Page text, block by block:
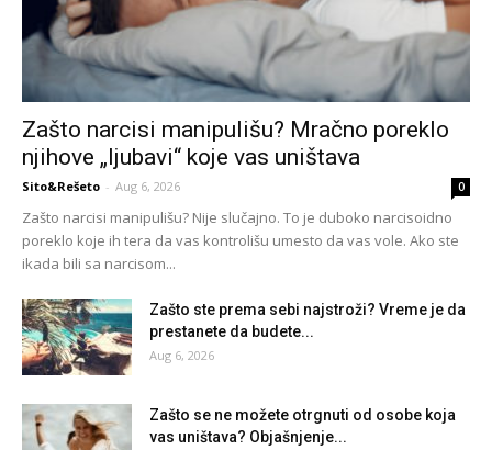
Zašto narcisi manipulišu? Mračno poreklo
njihove „ljubavi“ koje vas uništava
Sito&Rešeto - Aug 6, 2026 0
Zašto narcisi manipulišu? Nije slučajno. To je duboko narcisoidno
poreklo koje ih tera da vas kontrolišu umesto da vas vole. Ako ste
ikada bili sa narcisom...
Zašto ste prema sebi najstroži? Vreme je da
prestanete da budete...
Aug 6, 2026
Zašto se ne možete otrgnuti od osobe koja
vas uništava? Objašnjenje...